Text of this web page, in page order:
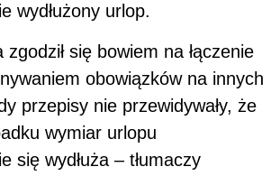
wydłużony urlop.
się bowiem na łączenie
obowiązków na innych
przepisy nie przewidywały, że
wymiar urlopu
się wydłuża – tłumaczy